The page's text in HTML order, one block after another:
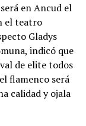
en Ancud el
el teatro
Gladys
indicó que
de elite todos
flamenco será
calidad y ojala